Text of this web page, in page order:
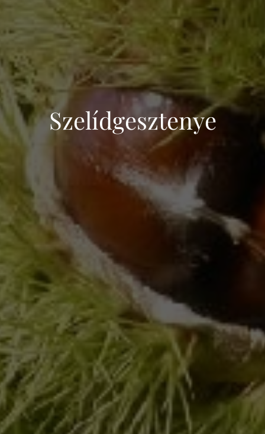
Szelídgesztenye